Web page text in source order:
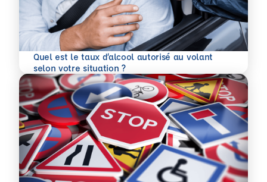
Quel est le taux d’alcool autorisé au volant
selon votre situation ?
En savoir plus